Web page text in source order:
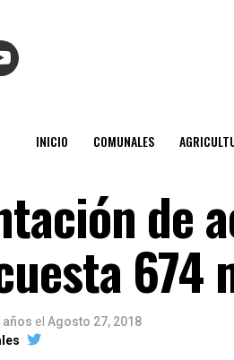
INICIO COMUNALES
de
674
años el Agosto 27, 2018